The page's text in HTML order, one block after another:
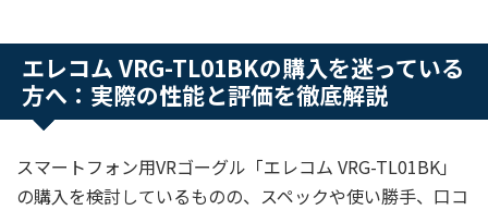
エレコム VRG-TL01BKの購入を迷っている
方へ：実際の性能と評価を徹底解説
スマートフォン用VRゴーグル「エレコム VRG-TL01BK」
の購入を検討しているものの、スペックや使い勝手、口コ